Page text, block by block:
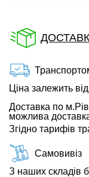
Ціна залежить
Доставка по
можлива
Згідно тарифів
Самовивіз
З наших складів